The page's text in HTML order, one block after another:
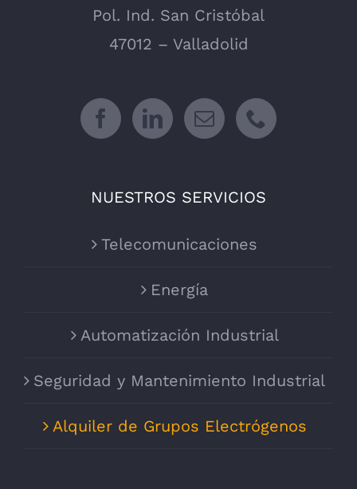
Pol. Ind. San Cristóbal
47012 – Valladolid
NUESTROS SERVICIOS
Telecomunicaciones
Energía
Automatización Industrial
Seguridad y Mantenimiento Industrial
Alquiler de Grupos Electrógenos